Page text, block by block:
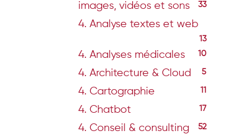
images, vidéos et sons
33
4. Analyse textes et web
13
4. Analyses médicales 10
4. Architecture & Cloud 5
4. Cartographie 11
4. Chatbot 17
4. Conseil & consulting 52